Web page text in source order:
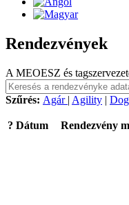
Rendezvények
A MEOESZ és
Szűrés: Agár | Agility |
? Dátum Rendezvény